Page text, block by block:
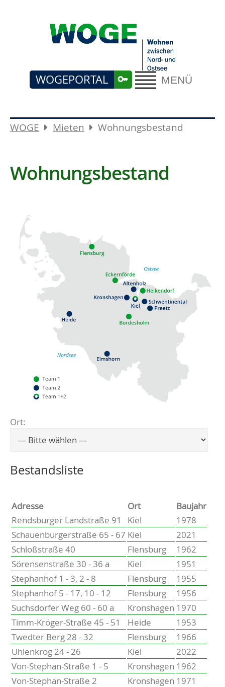
MENÜ
WOGEPORTAL
WOGE Mieten Wohnungsbestand
Wohnungsbestand
Eckernförde
Heikendorf
Kronshagen
Schwentinental
Preetz
Heide
Bordesholm
Elmshorn
Ort:
Wählen Sie einen Ort, um zur entsprechenden Seite
Bestandsliste
Adresse Ort
Baujahr
Rendsburger Landstraße 91
Kiel
1978
Schauenburgerstraße 65 - 67 Kiel
2021
Schloßstraße 40
Flensburg
1962
Sörensenstraße 30 - 36 a
Kiel
1951
Stephanhof 1 - 3, 2 - 8
Flensburg
1955
Stephanhof 5 - 17, 10 - 12
Flensburg
1956
Suchsdorfer Weg 60 - 60 a
Kronshagen 1970
Timm-Kröger-Straße 45 - 51
Heide
1953
Twedter Berg 28 - 32
Flensburg
1966
Uhlenkrog 24 - 26
Kiel
2022
Von-Stephan-Straße 1 - 5
Kronshagen 1962
Von-Stephan-Straße 2
Kronshagen 1971